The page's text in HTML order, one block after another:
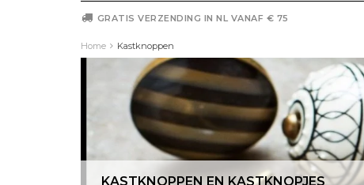
GRATIS VERZENDING IN NL VANAF € 75
Home Kastknoppen
KASTKNOPPEN EN KASTKNOPJES